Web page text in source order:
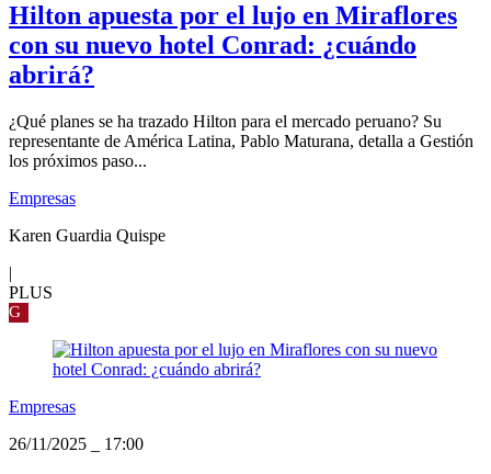
Hilton apuesta por el lujo en Miraflores
con su nuevo hotel Conrad: ¿cuándo
abrirá?
¿Qué planes se ha trazado Hilton para el mercado peruano? Su
representante de América Latina, Pablo Maturana, detalla a Gestión
los próximos paso...
Empresas
Karen Guardia Quispe
|
PLUS
G
Empresas
26/11/2025
17:00